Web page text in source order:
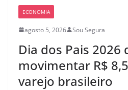
ECONOMIA
agosto 5, 2026 Sou Segura
Dia dos Pais 2026
movimentar R$
varejo brasileiro